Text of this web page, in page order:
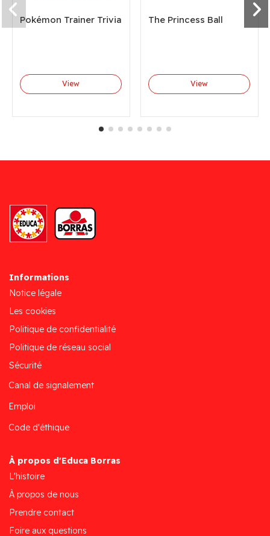
Pokémon Trainer Trivia
View
The Princess Ball
View
Informations
Notice légale
Les cookies
Politique de confidentialité
Politique de réseau social
Sécurité
Canal de signalement
Emploi
Code d'éthique
À propos d'Educa Borras
L'histoire
À propos de nous
Prendre contact
Foire aux questions